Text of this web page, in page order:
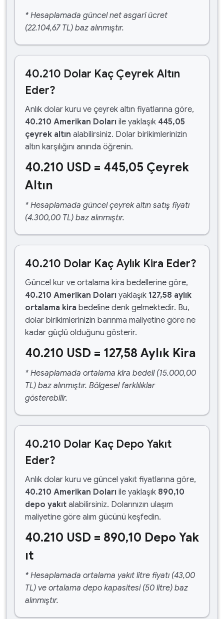
* Hesaplamada güncel net asgari ücret
(22.104,67 TL) baz alınmıştır.
40.210 Dolar Kaç Çeyrek Altın
Eder?
Anlık dolar kuru ve çeyrek altın fiyatlarına göre,
40.210 Amerikan Doları ile yaklaşık 445,05
çeyrek altın alabilirsiniz. Dolar birikimlerinizin
altın karşılığını anında öğrenin.
40.210 USD = 445,05 Çeyrek
Altın
* Hesaplamada güncel çeyrek altın satış fiyatı
(4.300,00 TL) baz alınmıştır.
40.210 Dolar Kaç Aylık Kira Eder?
Güncel kur ve ortalama kira bedellerine göre,
40.210 Amerikan Doları yaklaşık 127,58 aylık
ortalama kira bedeline denk gelmektedir. Bu,
dolar birikimlerinizin barınma maliyetine göre ne
kadar güçlü olduğunu gösterir.
40.210 USD = 127,58 Aylık Kira
* Hesaplamada ortalama kira bedeli (15.000,00
TL) baz alınmıştır. Bölgesel farklılıklar
gösterebilir.
40.210 Dolar Kaç Depo Yakıt
Eder?
Anlık dolar kuru ve güncel yakıt fiyatlarına göre,
40.210 Amerikan Doları ile yaklaşık 890,10
depo yakıt alabilirsiniz. Dolarınızın ulaşım
maliyetine göre alım gücünü keşfedin.
40.210 USD = 890,10 Depo Yak
ıt
* Hesaplamada ortalama yakıt litre fiyatı (43,00
TL) ve ortalama depo kapasitesi (50 litre) baz
alınmıştır.